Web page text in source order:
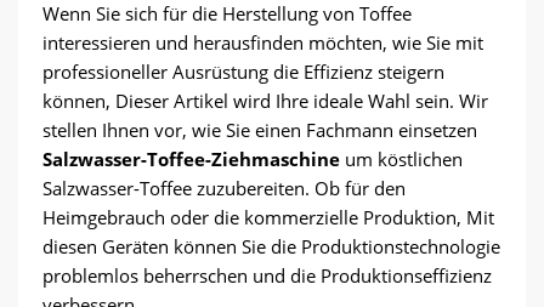
Wenn Sie sich für die Herstellung von Toffee
interessieren und herausfinden möchten, wie Sie mit
professioneller Ausrüstung die Effizienz steigern
können, Dieser Artikel wird Ihre ideale Wahl sein. Wir
stellen Ihnen vor, wie Sie einen Fachmann einsetzen
Salzwasser-Toffee-Ziehmaschine um köstlichen
Salzwasser-Toffee zuzubereiten. Ob für den
Heimgebrauch oder die kommerzielle Produktion, Mit
diesen Geräten können Sie die Produktionstechnologie
problemlos beherrschen und die Produktionseffizienz